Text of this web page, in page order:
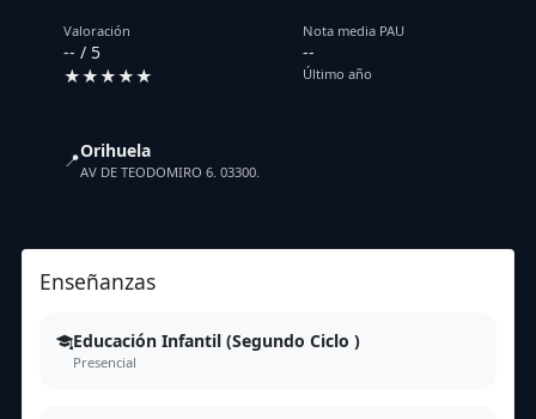
Valoración
-- / 5
★★★★★
Nota media PAU
--
Último año
📍Orihuela
AV DE TEODOMIRO 6. 03300.
Enseñanzas
Educación Infantil (Segundo Ciclo )
Presencial